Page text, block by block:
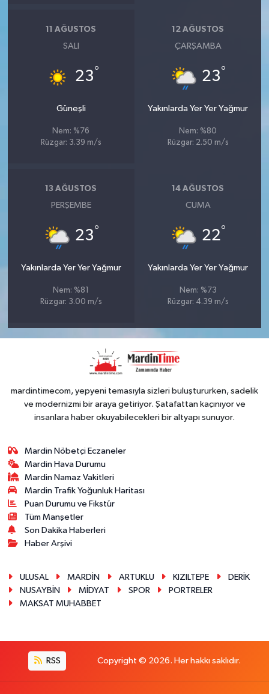
11 AĞUSTOS
SALI
23°
Güneşli
Nem: %76
Rüzgar: 3.39 m/s
12 AĞUSTOS
ÇARŞAMBA
23°
Yakınlarda Yer Yer Yağmur
Nem: %80
Rüzgar: 2.50 m/s
13 AĞUSTOS
PERŞEMBE
23°
Yakınlarda Yer Yer Yağmur
Nem: %81
Rüzgar: 3.00 m/s
14 AĞUSTOS
CUMA
22°
Yakınlarda Yer Yer Yağmur
Nem: %73
Rüzgar: 4.39 m/s
mardintimecom, yepyeni temasıyla sizleri buluştururken, sadelik
ve modernizmi bir araya getiriyor. Şatafattan kaçınıyor ve
insanlara haber okuyabilecekleri bir altyapı sunuyor.
Mardin Nöbetçi Eczaneler
Mardin Hava Durumu
Mardin Namaz Vakitleri
Mardin Trafik Yoğunluk Haritası
Puan Durumu ve Fikstür
Tüm Manşetler
Son Dakika Haberleri
Haber Arşivi
ULUSAL MARDİN ARTUKLU KIZILTEPE
DERİK
NUSAYBİN
MİDYAT SPOR
PORTRELER
MAKSAT MUHABBET
RSS Copyright © 2026. Her hakkı saklıdır.